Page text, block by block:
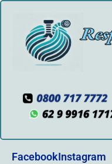
FacebookInstagram